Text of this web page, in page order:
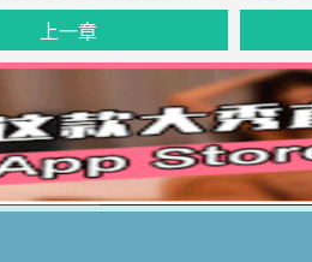
上一章